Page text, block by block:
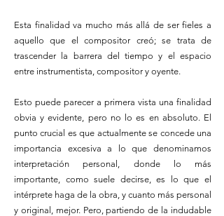
Esta finalidad va mucho más allá de ser fieles a
aquello que el compositor creó; se trata de
trascender la barrera del tiempo y el espacio
entre instrumentista, compositor y oyente.
Esto puede parecer a primera vista una finalidad
obvia y evidente, pero no lo es en absoluto. El
punto crucial es que actualmente se concede una
importancia excesiva a lo que denominamos
interpretación personal, donde lo más
importante, como suele decirse, es lo que el
intérprete haga de la obra, y cuanto más personal
y original, mejor. Pero, partiendo de la indudable